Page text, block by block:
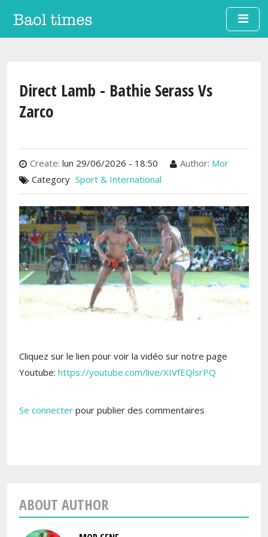
Aller au contenu principal
Direct Lamb - Bathie Serass Vs
Zarco
Create: lun 29/06/2026 - 18:50 Author: Mor
Category Sport & International
Cliquez sur le lien pour voir la vidéo sur notre page
Youtube: https://youtube.com/live/XIVfEQlsrPQ
Se connecter pour publier des commentaires
ABOUT AUTHOR